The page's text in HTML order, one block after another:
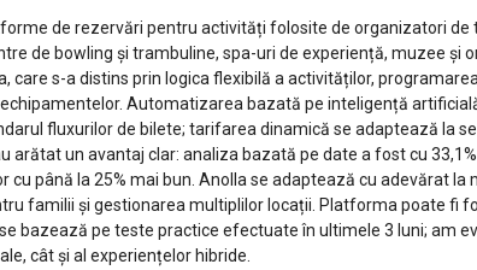
de rezervări pentru activități folosite de organizatori de
de bowling și trambuline, spa-uri de experiență, muzee
s-a distins prin logica flexibilă a activităților,
Automatizarea bazată pe inteligență
fluxurilor de bilete; tarifarea dinamică se adaptează la
un avantaj clar: analiza bazată pe date a fost cu
până la 25% mai bun. Anolla se adaptează cu adevărat
familii și gestionarea multiplilor locații. Platforma poate fi
bazează pe teste practice efectuate în ultimele 3 luni; am
cât și al experiențelor hibride.